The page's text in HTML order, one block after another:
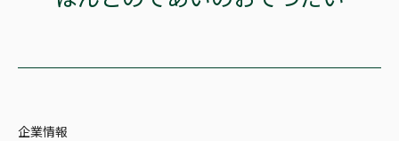
企業情報